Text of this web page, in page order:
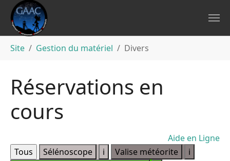
Site Gestion du matériel Divers
Réservations en
cours
Aide en Ligne
i
i